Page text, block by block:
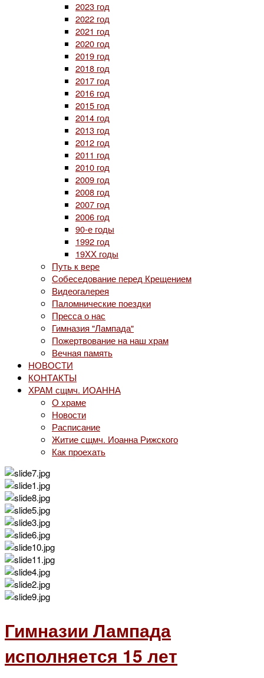
2023 год
2022 год
2021 год
2020 год
2019 год
2018 год
2017 год
2016 год
2015 год
2014 год
2013 год
2012 год
2011 год
2010 год
2009 год
2008 год
2007 год
2006 год
90-е годы
1992 год
19ХХ годы
Путь к вере
Собеседование перед Крещением
Видеогалерея
Паломнические поездки
Пресса о нас
Гимназия "Лампада"
Пожертвование на наш храм
Вечная память
НОВОСТИ
КОНТАКТЫ
ХРАМ сщмч. ИОАННА
О храме
Новости
Расписание
Житие сщмч. Иоанна Рижского
Как проехать
Гимназии Лампада
исполняется 15 лет